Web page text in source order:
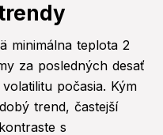
minimálna teplota 2
za posledných desať
počasia. Kým
trend, častejší
s